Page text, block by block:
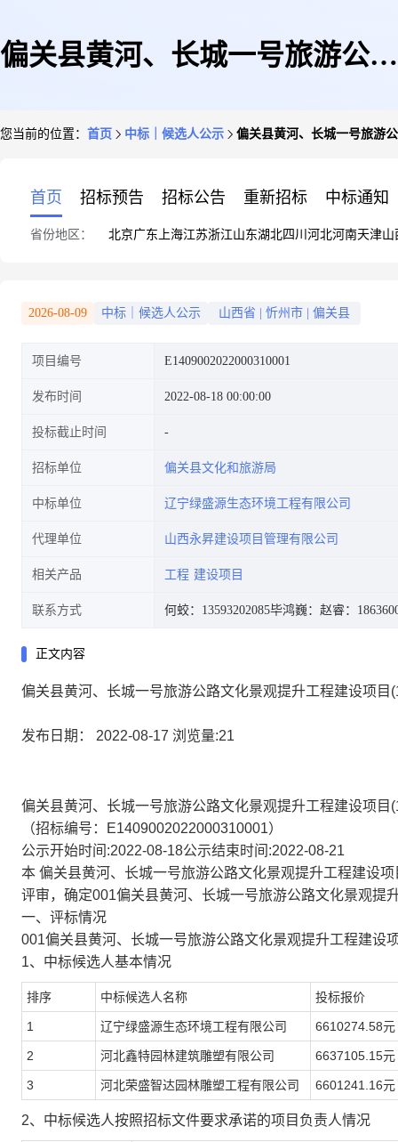
偏关县黄河、长城一号旅游公路
您当前的位置： 首页 中标｜候选人公示 偏关县黄河、长城一号旅游
首页 招标预告 招标公告 重新招标 中标通知
省份地区： 北京广东 上海江苏浙江山东湖北四川 河北河南天津山
2026-08-09 中标｜候选人公示 山西省 忻州市 偏关县
项目编号 E1409002022000310001
发布时间 2022-08-18 00:00:00
投标截止时间
招标单位 偏关县文化和旅游局
中标单位 辽宁绿盛源生态环境工程有限公司
代理单位 山西永昇建设项目管理有限公司
相关产品 工程 建设项目
联系方式 何蛟：13593202085毕鸿巍： 赵睿：
正文内容
偏关县黄河、长城一号旅游公路文化景观提升工程建设项目
发布日期： 2022-08-17 浏览量:21
偏关县黄河、长城一号旅游公路文化景观提升工程建设项目
（招标编号：E1409002022000310001）
公示开始时间:2022-08-18公示结束时间:2022-08-21
本 偏关县黄河、长城一号旅游公路文化景观提升工程建设
评审，确定001偏关县黄河、长城一号旅游公路文化景观提
一、评标情况
001偏关县黄河、长城一号旅游公路文化景观提升工程建设
1、中标候选人基本情况
排序 中标候选人名称 投标报价
1 辽宁绿盛源生态环境工程有限公司 6610274.58元
2 河北鑫特园林建筑雕塑有限公司 6637105.15元
3 河北荣盛智达园林雕塑工程有限公司 6601241.16元
2、中标候选人按照招标文件要求承诺的项目负责人情况